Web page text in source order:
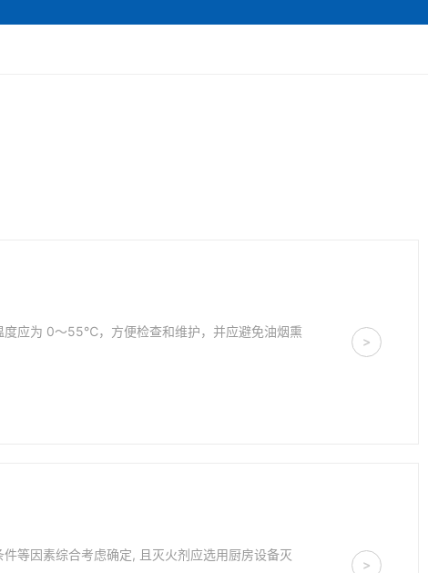
度应为 0～55℃，方便检查和维护，并应避免油烟熏
>
等因素综合考虑确定, 且灭火剂应选用厨房设备灭
>